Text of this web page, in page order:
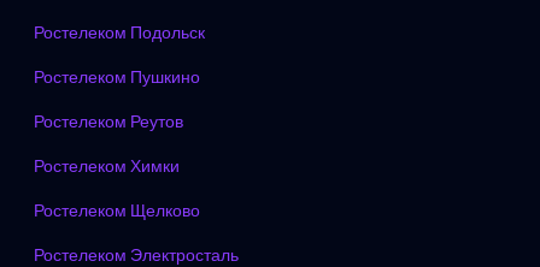
Ростелеком Подольск
Ростелеком Пушкино
Ростелеком Реутов
Ростелеком Химки
Ростелеком Щелково
Ростелеком Электросталь